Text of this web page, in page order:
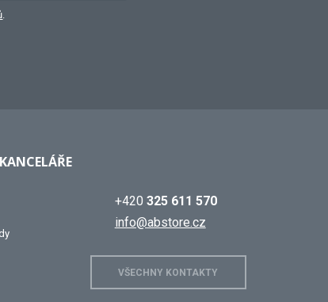
+420 325 611 570
info@abstore.cz
VŠECHNY KONTAKTY